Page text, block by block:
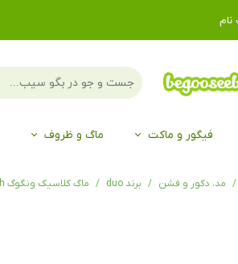
نام
من
واژه
فیگور و ماکت ماگ و ظروف
مد، دکور و فشن برند duo ماگ کلاسیک ونگوگ Mug classic WHEAT FIELD inspired by Van Gogh